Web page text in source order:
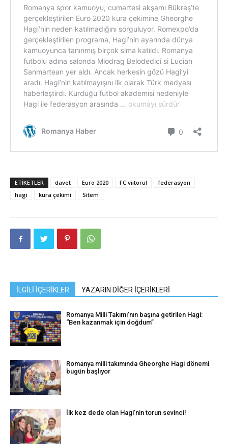
ETIKETLER davet Euro 2020 FC viitorul
federasyon
hagi
kura çekimi Sitem
İLGİLİ İÇERİKLER YAZARIN DİĞER İÇERİKLERİ
Romanya Milli Takımı’nın başına getirilen Hagi:
“Ben kazanmak için doğdum”
Romanya milli takımında Gheorghe Hagi dönemi
bugün başlıyor
İlk kez dede olan Hagi’nin torun sevinci!